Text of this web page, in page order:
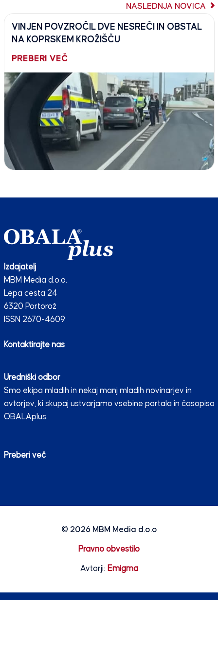
NASLEDNJA NOVICA
VINJEN POVZROČIL DVE NESREČI IN OBSTAL
NA KOPRSKEM KROŽIŠČU
PREBERI VEČ
Izdajatelj
MBM Media d.o.o.
Lepa cesta 24
6320 Portorož
ISSN 2670-4609
Kontaktirajte nas
Uredniški odbor
Smo ekipa mladih in nekaj manj mladih novinarjev in
avtorjev, ki skupaj ustvarjamo vsebine portala in časopisa
OBALAplus.
Preberi več
© 2026 MBM Media d.o.o
Pravno obvestilo
Avtorji: Emigma